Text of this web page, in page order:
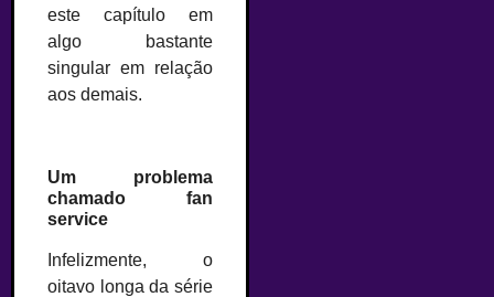
este capítulo em
algo bastante
singular em relação
aos demais.
Um problema
chamado fan
service
Infelizmente, o
oitavo longa da série